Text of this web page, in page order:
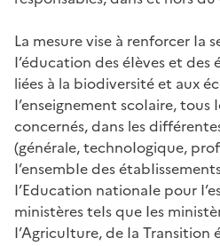
La mesure vise à renforcer Ia
I’éducation des éIèves et
liées à la biodiversité et aux
I’enseignement scoIaire, tous
concernés, dans les
(générale, technoIogique,
I’ensembIe des
I’Education nationaIe pour
ministères teIs que Ies
I’AgricuIture, de Ia Transition